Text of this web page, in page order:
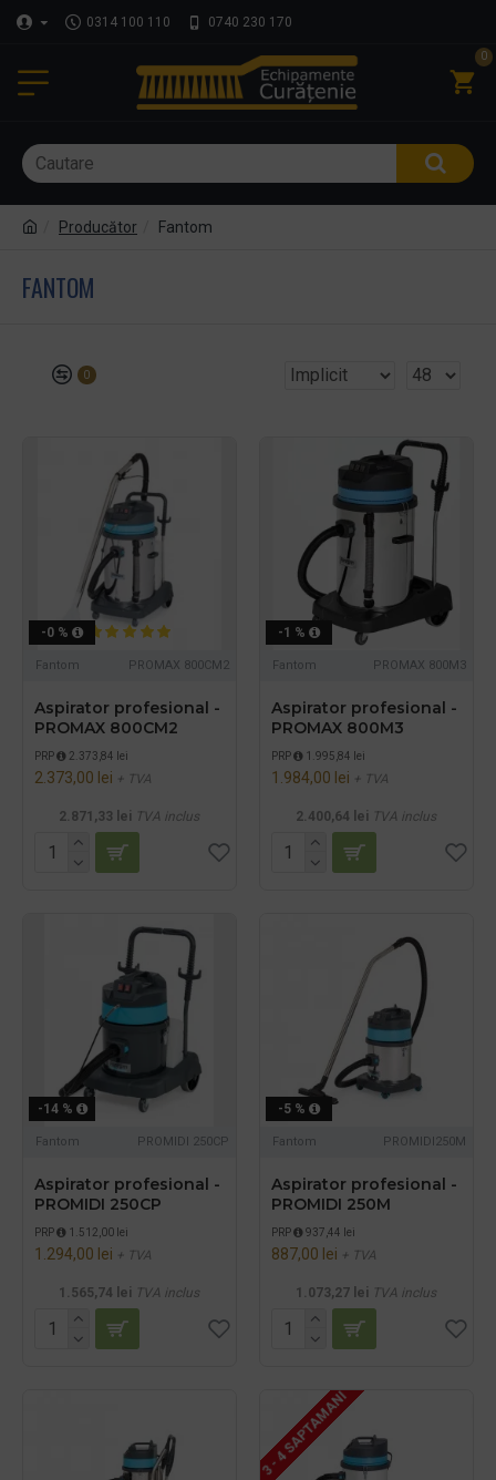
0314 100 110 0740 230 170
0
Producător Fantom
FANTOM
0
-0 %
Fantom PROMAX 800CM2
Aspirator profesional -
PROMAX 800CM2
PRP 2.373,84 lei
2.373,00 lei + TVA
2.871,33 lei TVA inclus
-1 %
Fantom PROMAX 800M3
Aspirator profesional -
PROMAX 800M3
PRP 1.995,84 lei
1.984,00 lei + TVA
2.400,64 lei TVA inclus
-14 %
Fantom PROMIDI 250CP
Aspirator profesional -
PROMIDI 250CP
PRP 1.512,00 lei
1.294,00 lei + TVA
1.565,74 lei TVA inclus
-5 %
Fantom PROMIDI250M
Aspirator profesional -
PROMIDI 250M
PRP 937,44 lei
887,00 lei + TVA
1.073,27 lei TVA inclus
3 - 4 SAPTAMANI